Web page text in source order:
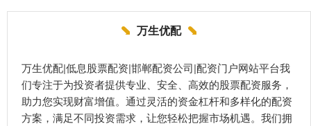
万生优配
万生优配|低息股票配资|邯郸配资公司|配资门户网站平台我
们专注于为投资者提供专业、安全、高效的股票配资服务，
助力您实现财富增值。通过灵活的资金杠杆和多样化的配资
方案，满足不同投资需求，让您轻松把握市场机遇。我们拥